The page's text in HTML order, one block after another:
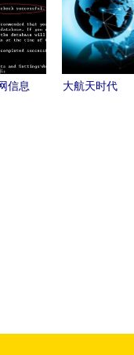
-互
息服
绍（42页
PPT精华
版）
信息
大航天时代